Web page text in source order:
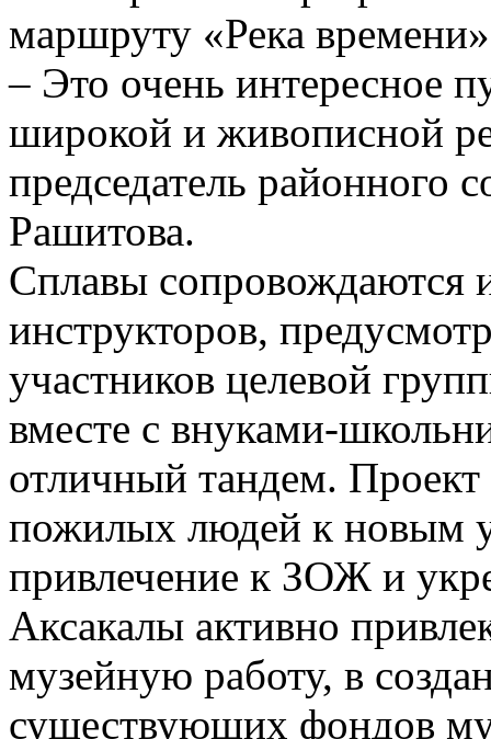
маршруту «Река
– Это очень интересное
широкой и живописной
председатель районного
Рашитова.
Сплавы сопровождаются
инструкторов,
участников целевой
вместе с внуками-
отличный тандем.
пожилых людей к новым
привлечение к ЗОЖ и
Аксакалы активно
музейную работу, в
существующих фондов